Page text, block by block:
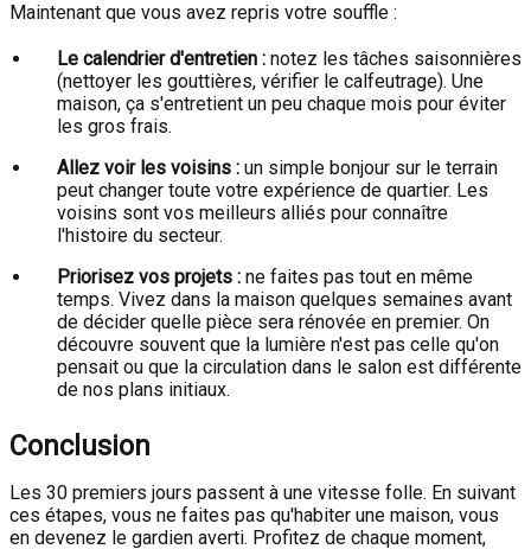
Maintenant que vous avez repris votre souffle :
Le calendrier d'entretien : notez les tâches saisonnières
(nettoyer les gouttières, vérifier le calfeutrage). Une
maison, ça s'entretient un peu chaque mois pour éviter
les gros frais.
Allez voir les voisins : un simple bonjour sur le terrain
peut changer toute votre expérience de quartier. Les
voisins sont vos meilleurs alliés pour connaître
l'histoire du secteur.
Priorisez vos projets : ne faites pas tout en même
temps. Vivez dans la maison quelques semaines avant
de décider quelle pièce sera rénovée en premier. On
découvre souvent que la lumière n'est pas celle qu'on
pensait ou que la circulation dans le salon est différente
de nos plans initiaux.
Conclusion
Les 30 premiers jours passent à une vitesse folle. En suivant
ces étapes, vous ne faites pas qu'habiter une maison, vous
en devenez le gardien averti. Profitez de chaque moment,